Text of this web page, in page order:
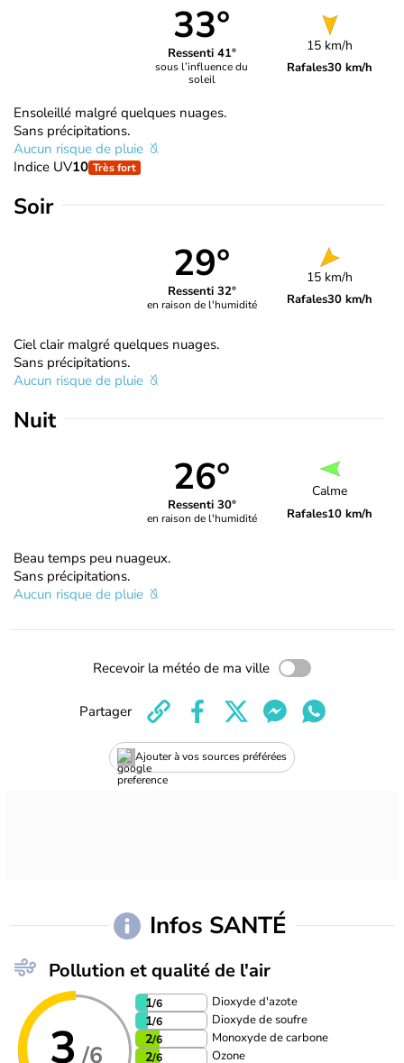
33°
Ressenti 41°
sous l’influence du
soleil
15 km/h
Rafales30 km/h
Ensoleillé malgré quelques nuages.
Sans précipitations.
Aucun risque de pluie
Indice UV10 Très fort
Soir
29°
Ressenti 32°
en raison de l'humidité
15 km/h
Rafales30 km/h
Ciel clair malgré quelques nuages.
Sans précipitations.
Aucun risque de pluie
Nuit
26°
Ressenti 30°
en raison de l'humidité
Calme
Rafales10 km/h
Beau temps peu nuageux.
Sans précipitations.
Aucun risque de pluie
Recevoir la météo de ma ville
Ajouter à vos sources préférées
Partager
Infos SANTÉ
Pollution et qualité de l'air
3 /6
1/6 Dioxyde d'azote
1/6 Dioxyde de soufre
2/6 Monoxyde de carbone
2/6 Ozone